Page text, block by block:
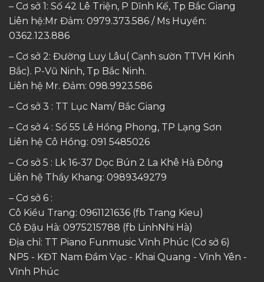
– Cơ sở 1: Số 42 Lê Triện, P Dĩnh Kế, Tp Bắc Giang
Liên hệ:Mr Đảm: 0979.373.586 / Ms Huyền:
0362.123.886
– Cơ sở 2: Đường Luy Lâu( Cạnh sườn TTVH Kinh
Bắc). P-Vũ Ninh, Tp Bắc Ninh.
Liên hệ Mr. Đảm: 098.9923.586
– Cơ sở 3 : TT Lục Nam/ Bắc Giang
– Cơ sở 4 : Số 55 Lê Hồng Phong, TP Lạng Sơn
Liên hệ Cô Hồng: 091 5485026
– Cơ sở 5 : Lk 16-37 Dọc Bún 2 La Khê Hà Đông
Liên hệ Thầy Khang: 0989349279
– Cơ sở 6 :
Cô Kiều Trang: 0961121636 (fb Trang Kieu)
Cô Đậu Hà: 0975215788 (fb LinhNhi Hà)
Địa chỉ: TT Piano Funmusic Vĩnh Phúc (Cơ sở 6)
NP5 - KĐT Nam Đầm Vạc - Khai Quang - Vĩnh Yên -
Vĩnh Phúc